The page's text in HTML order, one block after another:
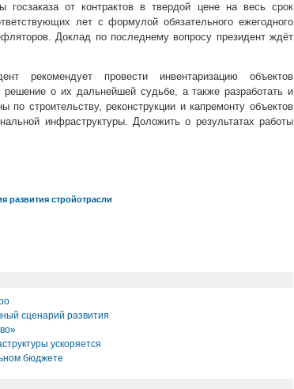
госзаказа от контрактов в твердой цене на весь срок
лет с формулой обязательного ежегодного
Доклад по последнему вопросу президент ждёт
рекомендует провести инвентаризацию объектов
решение о их дальнейшей судьбе, а также разработать и
по строительству, реконструкции и капремонту объектов
инфраструктуры. Доложить о результатах работы
развития стройотрасли
сценарий развития
ускоряется
бюджете